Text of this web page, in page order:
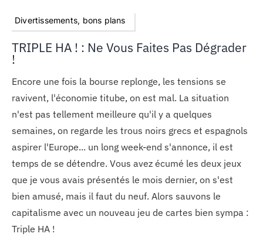
Divertissements, bons plans
TRIPLE HA ! : Ne Vous Faites Pas Dégrader
!
Encore une fois la bourse replonge, les tensions se
ravivent, l'économie titube, on est mal. La situation
n'est pas tellement meilleure qu'il y a quelques
semaines, on regarde les trous noirs grecs et espagnols
aspirer l'Europe... un long week-end s'annonce, il est
temps de se détendre. Vous avez écumé les deux jeux
que je vous avais présentés le mois dernier, on s'est
bien amusé, mais il faut du neuf. Alors sauvons le
capitalisme avec un nouveau jeu de cartes bien sympa :
Triple HA !